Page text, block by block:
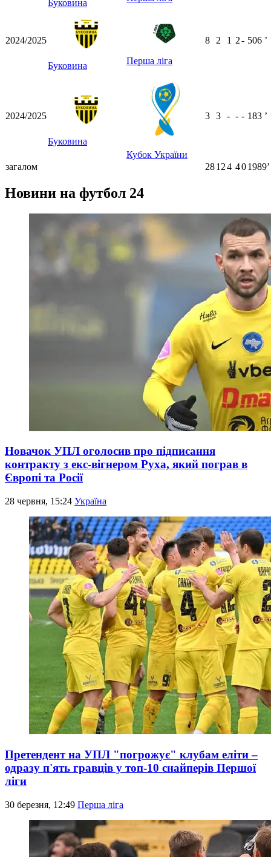
Буковина
2024/2025
Буковина Перша ліга
8 2 1 2- 506 ʼ
2024/2025
Буковина
Кубок України
3 3 - - - 183 ʼ
загалом 28124 401989ʼ
Новини на футбол 24
Новачок УПЛ оголосив про підписання
контракту з екс-вігнером Руха, який пограв в
Європі та Росії
28 червня, 15:24 Україна
Претендент на УПЛ "погрожує" клубам еліти –
одразу п'ять гравців у топ-10 снайперів Першої
ліги
30 березня, 12:49 Перша ліга